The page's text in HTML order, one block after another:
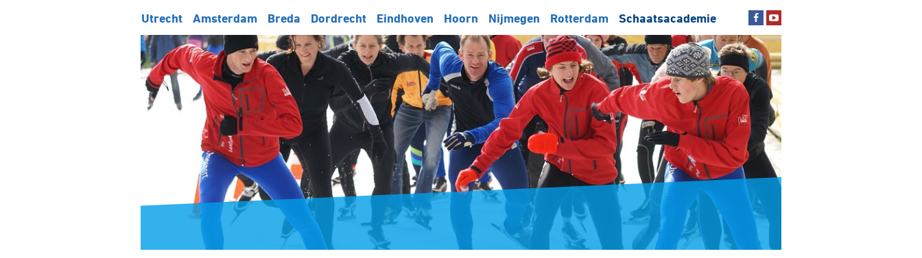
Utrecht Amsterdam Breda Dordrecht Eindhoven Hoorn Nijmegen Rotterdam Schaatsacademie